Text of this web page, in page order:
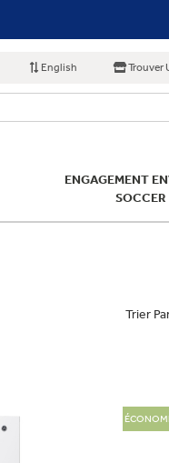
English Trouver
ENGAGEMENT
SOCCER
Trier